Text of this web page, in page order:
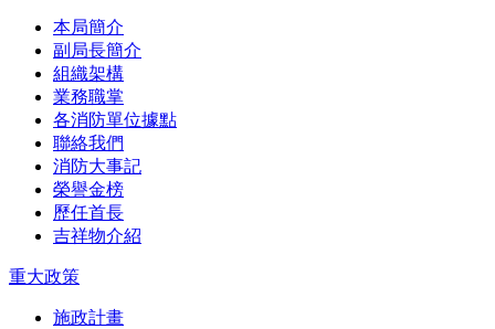
本局簡介
副局長簡介
組織架構
業務職掌
各消防單位據點
聯絡我們
消防大事記
榮譽金榜
歷任首長
吉祥物介紹
重大政策
施政計畫